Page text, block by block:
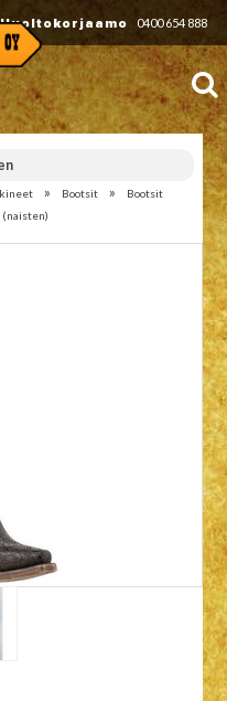
Huoltokorjaamo 0400 654 888
» Bootsit »
Bootsit
(naisten)